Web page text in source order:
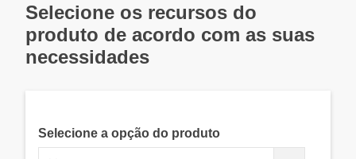
Selecione os recursos do
produto de acordo com as suas
necessidades
Selecione a opção do produto